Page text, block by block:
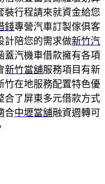
裝行程請來就資金給您
錢專營汽車訂製傢俱客
計陪您的需求做新竹汽
蓋汽機車借款擁有各項
新竹當舖服務項目有新
竹在地服務配置特色優
合了屏東多元借款方式
合中壢當舖融資週轉可